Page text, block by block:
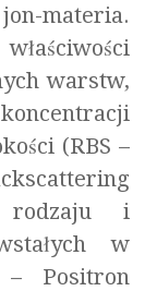
warstw,
(RBS –
rodzaju i
w
– Positron